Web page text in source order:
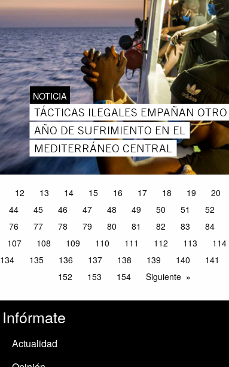
NOTICIA
TÁCTICAS ILEGALES EMPAÑAN OTRO
AÑO DE SUFRIMIENTO EN EL
MEDITERRÁNEO CENTRAL
12 13 14 15 16 17 18 19 20
44 45 46 47 48 49 50 51 52
76 77 78 79 80 81 82 83 84
107 108 109 110 111 112 113 114
134 135 136 137 138 139 140 141
152
153 154 Siguiente
Infórmate
Actualidad